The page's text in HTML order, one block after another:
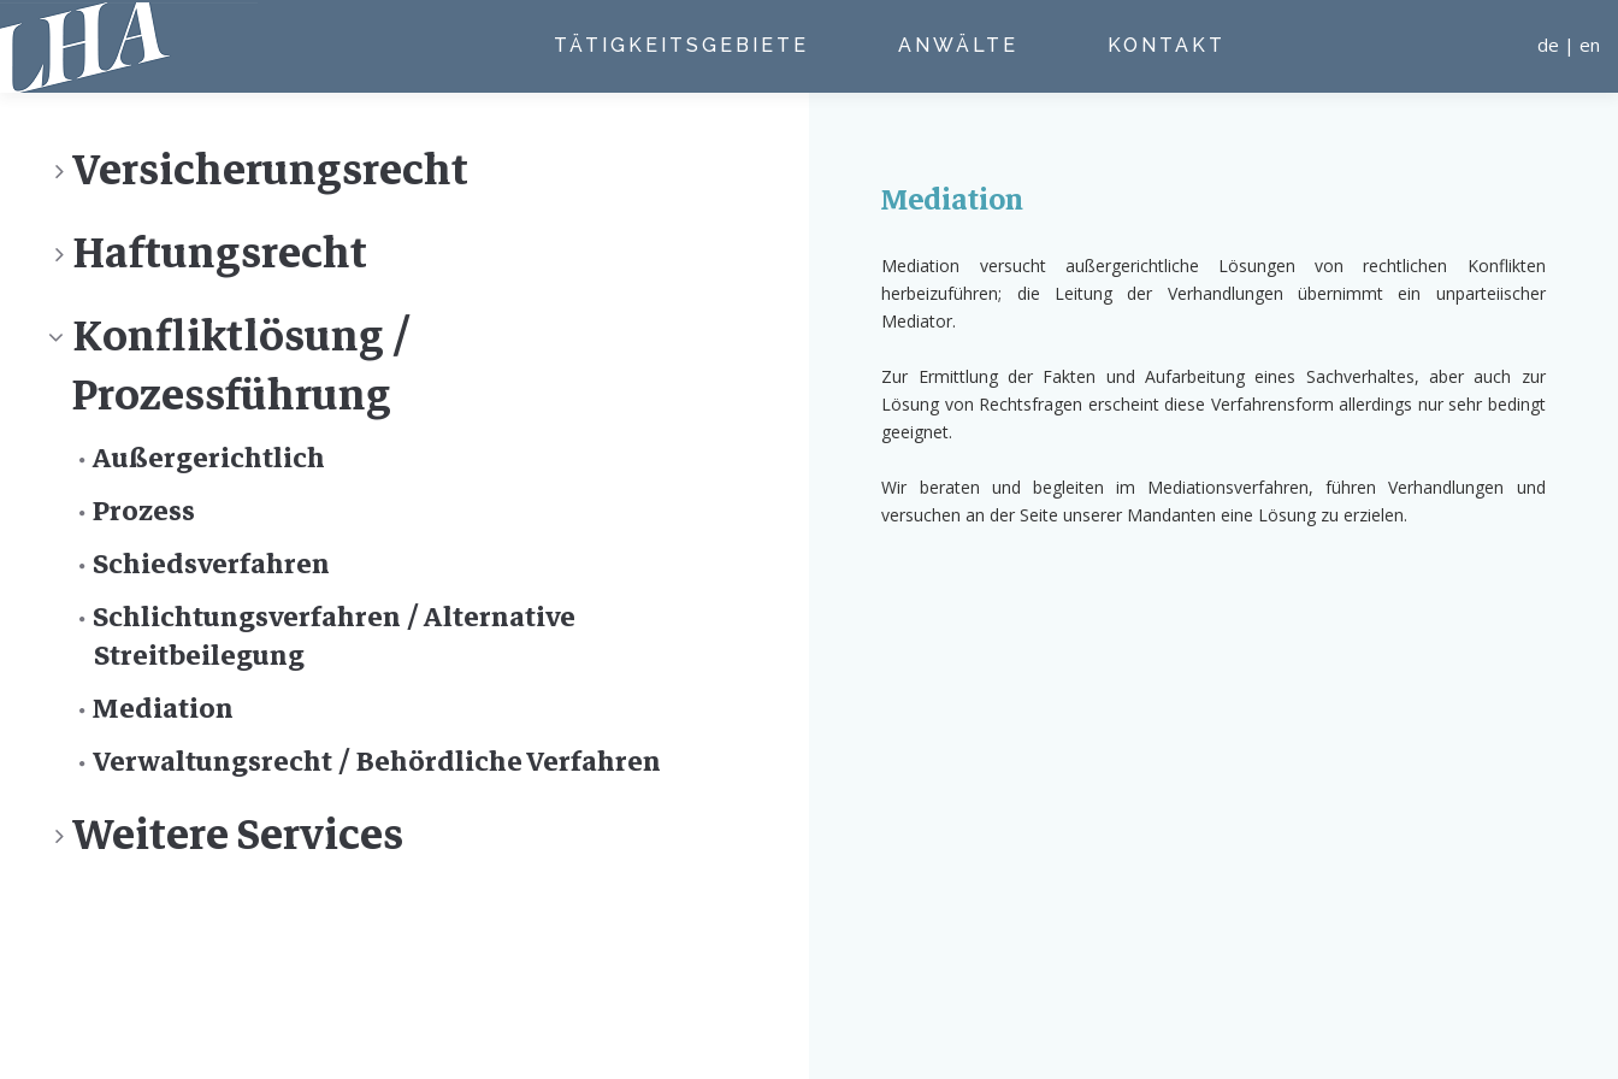
Direkt
zum
Inhalt
de | en
TÄTIGKEITSGEBIETE ANWÄLTE KONTAKT
Versicherungsrecht
Haftungsrecht
Konfliktlösung /
Prozessführung
Außergerichtlich
Prozess
Schiedsverfahren
Schlichtungsverfahren / Alternative
Streitbeilegung
Mediation
Verwaltungsrecht / Behördliche Verfahren
Weitere Services
Mediation
Mediation versucht außergerichtliche Lösungen von rechtlichen Konflikten
herbeizuführen; die Leitung der Verhandlungen übernimmt ein unparteiischer
Mediator.
Zur Ermittlung der Fakten und Aufarbeitung eines Sachverhaltes, aber auch zur
Lösung von Rechtsfragen erscheint diese Verfahrensform allerdings nur sehr bedingt
geeignet.
Wir beraten und begleiten im Mediationsverfahren, führen Verhandlungen und
versuchen an der Seite unserer Mandanten eine Lösung zu erzielen.